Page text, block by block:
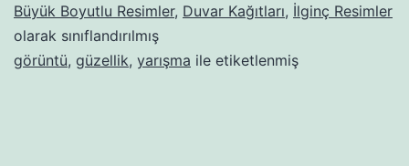
Büyük Boyutlu Resimler, Duvar Kağıtları, İlginç Resimler
olarak sınıflandırılmış
görüntü, güzellik, yarışma ile etiketlenmiş